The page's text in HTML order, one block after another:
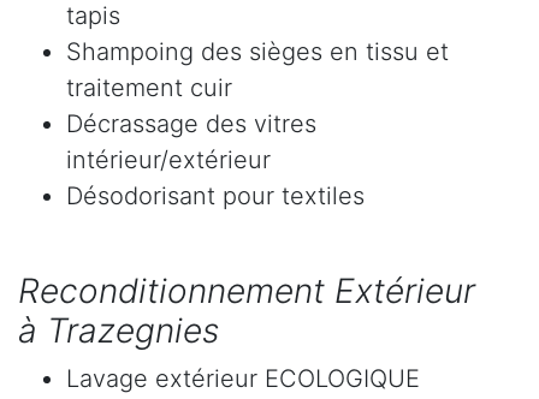
tapis
Shampoing des sièges en tissu et
traitement cuir
Décrassage des vitres
intérieur/extérieur
Désodorisant pour textiles
Reconditionnement Extérieur
à Trazegnies
Lavage extérieur ECOLOGIQUE